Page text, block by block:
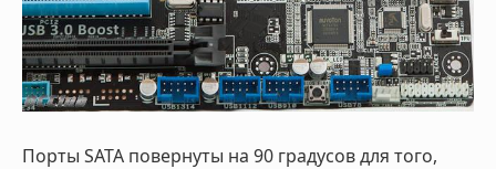
Порты SATA повернуты на 90 градусов для того,